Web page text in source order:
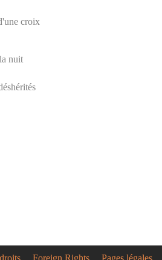
croix
nuit
Foreign Rights Pages légales